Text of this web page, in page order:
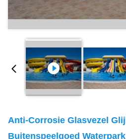
Anti-Corrosie Glasvezel
Buitenspeelgoed